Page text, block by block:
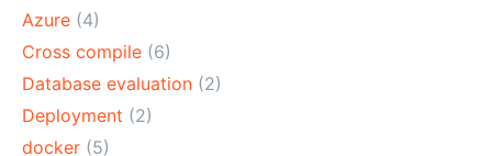
Azure (4)
Cross compile (6)
Database evaluation (2)
Deployment (2)
docker (5)